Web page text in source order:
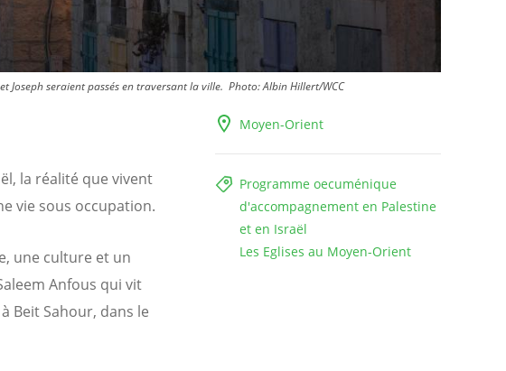
Joseph seraient passés en traversant la ville. Photo:Albin Hillert/WCC
Moyen-Orient
Programme oecuménique
d'accompagnement en Palestine
et en Israël
Les Eglises au Moyen-Orient
la réalité que vivent
vie sous occupation.
une culture et un
Anfous qui vit
Beit Sahour, dans le